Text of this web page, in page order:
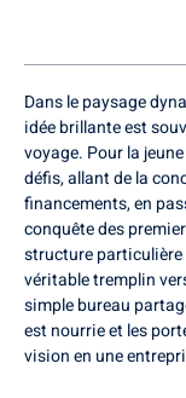
Dans le paysage
idée brillante est
voyage. Pour la
défis, allant de la
financements, en
conquête des
structure particulière
véritable tremplin
simple bureau
est nourrie et les
vision en une